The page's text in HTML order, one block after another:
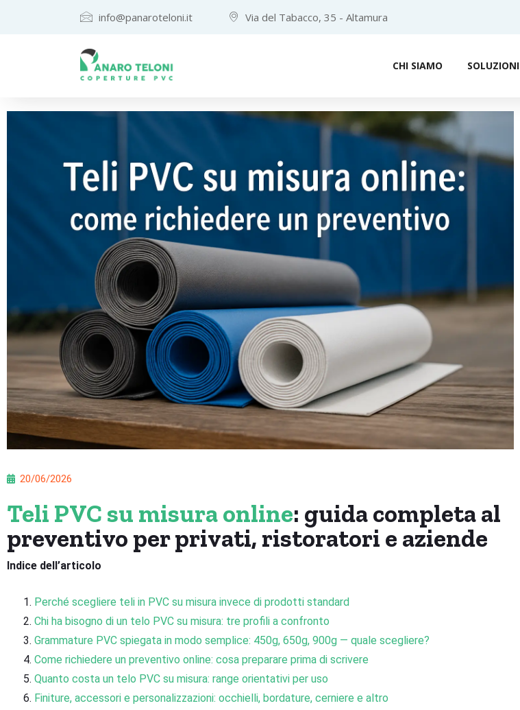
Coperture
PVC
Misura
Panaro
Teloni,
Altamura
info@panaroteloni.it Via del Tabacco, 35 - Altamura
CHI SIAMO SOLUZIONI
20/06/2026
Teli PVC su misura online: guida completa al
preventivo per privati, ristoratori e aziende
Indice dell’articolo
Perché scegliere teli in PVC su misura invece di prodotti standard
Chi ha bisogno di un telo PVC su misura: tre profili a confronto
Grammature PVC spiegata in modo semplice: 450g, 650g, 900g — quale scegliere?
Come richiedere un preventivo online: cosa preparare prima di scrivere
Quanto costa un telo PVC su misura: range orientativi per uso
Finiture, accessori e personalizzazioni: occhielli, bordature, cerniere e altro